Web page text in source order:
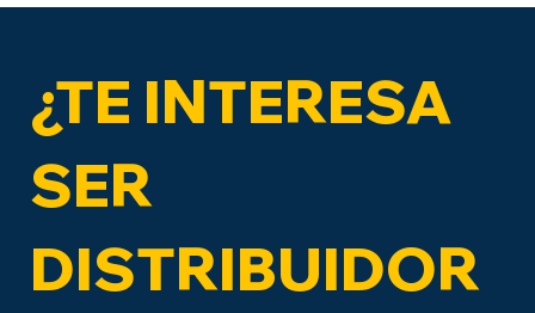
¿TE INTERESA
SER
DISTRIBUIDOR